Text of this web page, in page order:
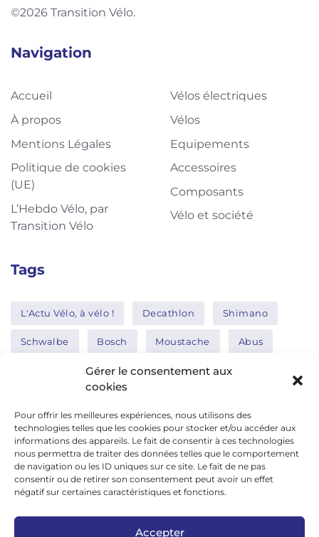
Gérer le consentement aux
cookies
Pour offrir les meilleures expériences, nous utilisons des
technologies telles que les cookies pour stocker et/ou accéder aux
informations des appareils. Le fait de consentir à ces technologies
nous permettra de traiter des données telles que le comportement
de navigation ou les ID uniques sur ce site. Le fait de ne pas
consentir ou de retirer son consentement peut avoir un effet
négatif sur certaines caractéristiques et fonctions.
Accepter
©2026 Transition Vélo.
Navigation
Accueil
À propos
Mentions Légales
Politique de cookies
(UE)
L’Hebdo Vélo, par
Transition Vélo
Vélos électriques
Vélos
Equipements
Accessoires
Composants
Vélo et société
Tags
L'Actu Vélo, à vélo ! Decathlon Shimano
Schwalbe Bosch Moustache Abus
Thule Nakamura
Réseaux sociaux
google news
facebook
twitter